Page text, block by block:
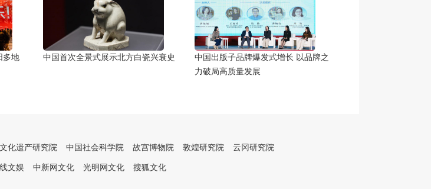
多地
中国首次全景式展示北方白瓷兴衰史
中国出版子品牌爆发式增长 以品牌之
力破局高质量发展
化遗产研究院 中国社会科学院 故宫博物院 敦煌研究院 云冈研究院
文娱 中新网文化 光明网文化 搜狐文化